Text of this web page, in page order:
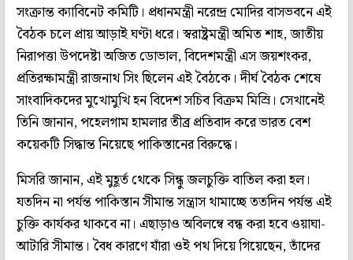
সংক্রান্ত ক্যাবিনেট কমিটি। প্রধানমন্ত্রী নরেন্দ্র মোদির বাসভবনে এই
বৈঠক চলে প্রায় আড়াই ঘণ্টা ধরে। স্বরাষ্ট্রমন্ত্রী অমিত শাহ, জাতীয়
নিরাপত্তা উপদেষ্টা অজিত ডোভাল, বিদেশমন্ত্রী এস জয়শংকর,
প্রতিরক্ষামন্ত্রী রাজনাথ সিং ছিলেন এই বৈঠকে। দীর্ঘ বৈঠক শেষে
সাংবাদিকদের মুখোমুখি হন বিদেশ সচিব বিক্রম মিস্রি। সেখানেই
তিনি জানান, পহেলগাম হামলার তীব্র প্রতিবাদ করে ভারত বেশ
কয়েকটি সিদ্ধান্ত নিয়েছে পাকিস্তানের বিরুদ্ধে।
মিসরি জানান, এই মুহূর্ত থেকে সিন্ধু জলচুক্তি বাতিল করা হল।
যতদিন না পর্যন্ত পাকিস্তান সীমান্ত সন্ত্রাস থামাচ্ছে ততদিন পর্যন্ত এই
চুক্তি কার্যকর থাকবে না। এছাড়াও অবিলম্বে বন্ধ করা হবে ওয়াঘা-
আটারি সীমান্ত। বৈধ কারণে যাঁরা ওই পথ দিয়ে গিয়েছেন, তাঁদের